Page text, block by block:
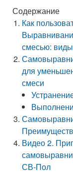
Содержание
Как
смесью:
для
смеси
Видео 2.
СВ-Пол